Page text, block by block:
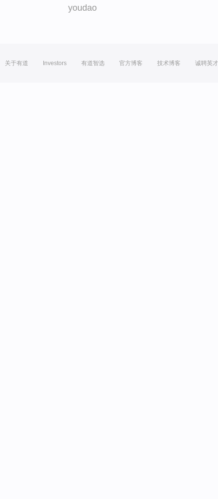
youdao
关于有道 Investors 有道智选 官方博客 技术博客 诚聘英才